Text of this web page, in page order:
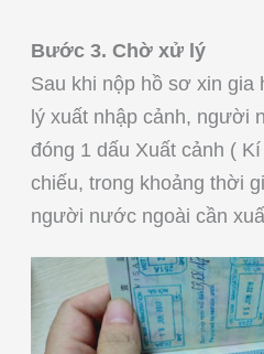
Bước 3. Chờ xử lý
Sau khi nộp hồ sơ xin gia
lý xuất nhập cảnh, người
đóng 1 dấu Xuất cảnh (
chiếu, trong khoảng thời
người nước ngoài cần